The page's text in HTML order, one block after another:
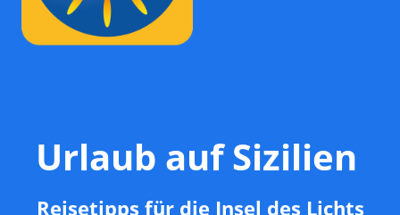
Urlaub auf Sizilien
Reisetipps für die Insel des Lichts